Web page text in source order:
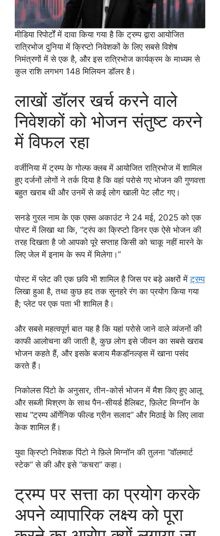
मीडिया रिपोर्टों में दावा किया गया है कि ट्रम्प द्वारा आयोजित
रात्रिभोज दुनिया में क्रिप्टो निवेशकों के लिए सबसे विशेष
निमंत्रणों में से एक है, और इस रात्रिभोज कार्यक्रम के माध्यम से
कुल राशि लगभग 148 मिलियन डॉलर है।
लाखों डॉलर खर्च करने वाले
निवेशकों को भोजन संतुष्ट करने
में विफल रहा
वर्जीनिया में ट्रम्प के गोल्फ क्लब में आयोजित रात्रिभोज में शामिल
हुए दर्जनों लोगों ने तर्क दिया है कि वहां परोसे गए भोजन की गुणवत्ता
बहुत खराब थी और उनमें से कई लोग खाली पेट लौट गए।
सनडे गुरल नाम के एक एक्स अकाउंट ने 24 मई, 2025 को एक
पोस्ट में लिखा था कि, “ट्रंप का क्रिप्टो डिनर एक ऐसे भोजन की
तरह दिखता है जो आपको पूरे सप्ताह किसी को चाकू नहीं मारने के
लिए जेल में इनाम के रूप में मिलेगा।”
पोस्ट में प्लेट की एक छवि भी शामिल है जिस पर बड़े अक्षरों मेंट्रम्प
लिखा हुआ है, तथा कुछ हद तक सुनहरे रंग का प्रयोग किया गया
है; प्लेट पर एक पता भी शामिल है।
और सबसे महत्वपूर्ण बात यह है कि यहां परोसे जाने वाले व्यंजनों की
काफी आलोचना की जाती है, कुछ लोग इसे जीवन का सबसे खराब
भोजन कहते हैं, और इसके बजाय मैकडॉनल्ड्स में खाना पसंद
करते हैं।
निकोलस पिंटो के अनुसार, तीन-कोर्स भोजन में मैश किए हुए आलू
और सब्जी मिश्रण के साथ पैन-सीयर्ड हैलिबट, फ़िलेट मिग्नॉन के
साथ “ट्रम्प ऑर्गेनिक फील्ड ग्रीन सलाद” और मिठाई के लिए लावा
केक शामिल हैं।
युवा क्रिप्टो निवेशक पिंटो ने फ़िले मिग्नॉन की तुलना “वॉलमार्ट
स्टेक” से की और इसे “कचरा” कहा।
ट्रम्प पर सत्ता का प्रयोग करके
अपने व्यापारिक लक्ष्य को पूरा